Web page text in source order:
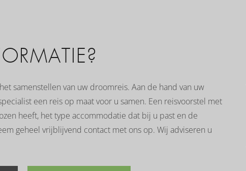
samenstellen van uw droomreis. Aan de hand van uw
een reis op maat voor u samen. Een reisvoorstel met
heeft, het type accommodatie dat bij u past en de
geheel vrijblijvend contact met ons op. Wij adviseren u